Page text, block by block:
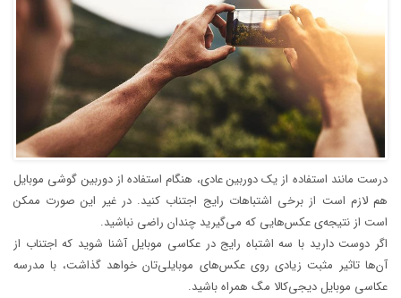
درست مانند استفاده از یک دوربین عادی، هنگام استفاده از دوربین گوشی موبایل
هم لازم است از برخی اشتباهات رایج اجتناب کنید. در غیر این صورت ممکن
است از نتیجه‌ی عکس‌هایی که می‌گیرید چندان راضی نباشید.
اگر دوست دارید با سه اشتباه رایج در عکاسی موبایل آشنا شوید که اجتناب از
آن‌ها تاثیر مثبت زیادی روی عکس‌های موبایلی‌تان خواهد گذاشت، با مدرسه
عکاسی موبایل دیجی‌کالا مگ همراه باشید.